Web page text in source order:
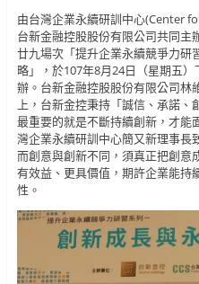
由台灣企業永續研訓中心(Center
台新金融控股股份有限公司共同主
廿九場次「提升企業永續競爭力研
略」，於107年8月24日（星期五
辦。台新金融控股股份有限公司林
上，台新金控秉持「誠信、承諾
最重要的就是不斷持續創新，才能
灣企業永續研訓中心簡又新理事長
而創意與創新不同，須真正把創意
有效益、更具價值，期許企業能持
性。